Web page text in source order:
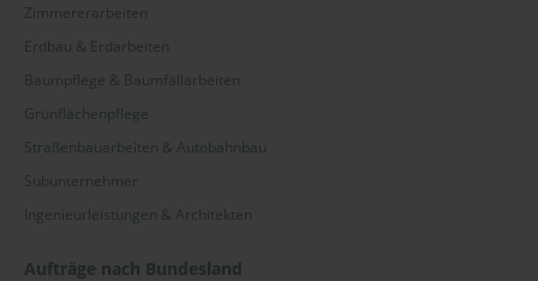
Zimmererarbeiten
Erdbau & Erdarbeiten
Baumpflege & Baumfällarbeiten
Grünflächenpflege
Straßenbauarbeiten & Autobahnbau
Subunternehmer
Ingenieurleistungen & Architekten
Aufträge nach Bundesland